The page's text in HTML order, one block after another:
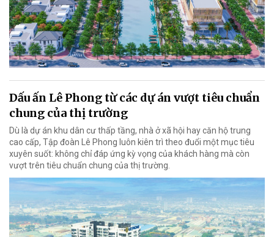
Dấu ấn Lê Phong từ các dự án vượt tiêu chuẩn
chung của thị trường
Dù là dự án khu dân cư thấp tầng, nhà ở xã hội hay căn hộ trung
cao cấp, Tập đoàn Lê Phong luôn kiên trì theo đuổi một mục tiêu
xuyên suốt: không chỉ đáp ứng kỳ vọng của khách hàng mà còn
vượt trên tiêu chuẩn chung của thị trường.